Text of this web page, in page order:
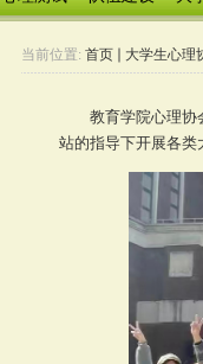
当前位置: 首页 大学生心理
教育学院心理协
站的指导下开展各类